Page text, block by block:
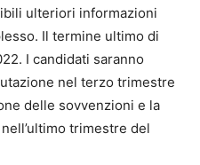
ulteriori informazioni
Il termine ultimo di
I candidati saranno
nel terzo trimestre
delle sovvenzioni e la
trimestre del